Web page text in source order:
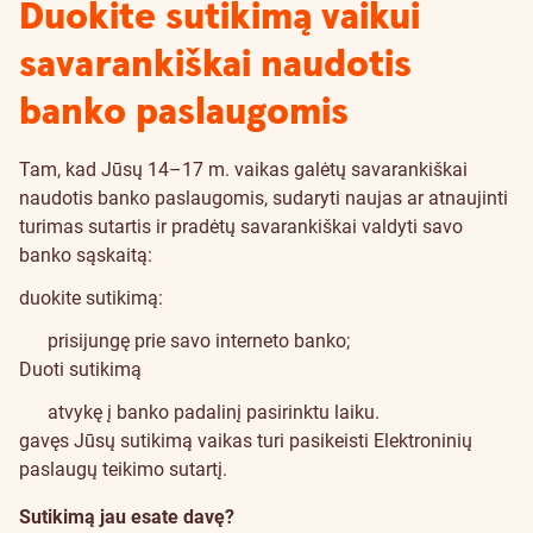
Duokite sutikimą vaikui
savarankiškai naudotis
banko paslaugomis
Tam, kad Jūsų 14–17 m. vaikas galėtų savarankiškai
naudotis banko paslaugomis, sudaryti naujas ar atnaujinti
turimas sutartis ir pradėtų savarankiškai valdyti savo
banko sąskaitą:
duokite sutikimą:
prisijungę prie savo interneto banko;
Duoti sutikimą
atvykę į banko padalinį pasirinktu laiku.
gavęs Jūsų sutikimą vaikas turi pasikeisti Elektroninių
paslaugų teikimo sutartį.
Sutikimą jau esate davę?